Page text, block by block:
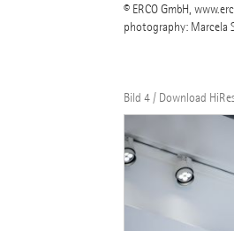
© ERCO GmbH,
photography: Marcela
Bild 4 / Download